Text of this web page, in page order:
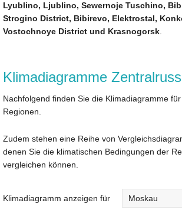
Lyublino, Ljublino, Sewernoje Tuschino,
Strogino District, Bibirevo, Elektrostal,
Vostochnoye District und Krasnogorsk.
Klimadiagramme
Nachfolgend finden Sie die Klimadiagramme
Regionen.
Zudem stehen eine Reihe von
denen Sie die klimatischen Bedingungen der
vergleichen können.
Klimadiagramm anzeigen für